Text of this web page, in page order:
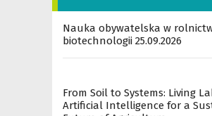
Nauka obywatelska w
biotechnologii 25.09.2026
From Soil to Systems: Living
Artificial Intelligence for a